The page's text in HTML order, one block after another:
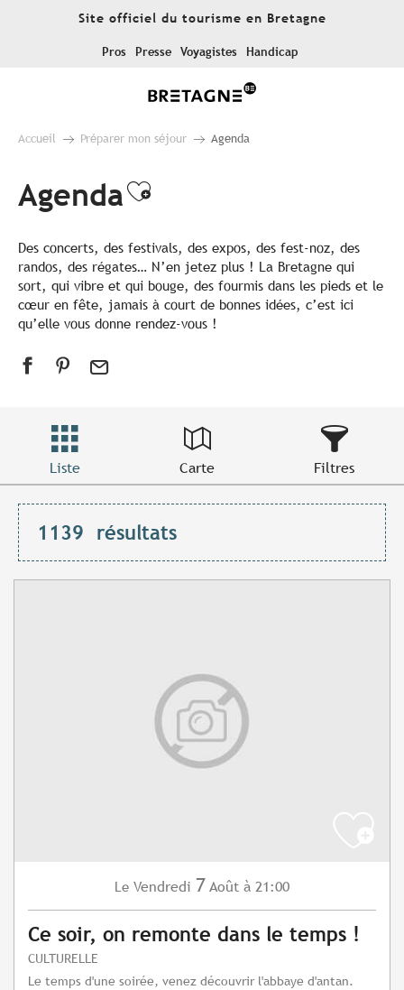
Site officiel du tourisme en Bretagne
Pros Presse Voyagistes Handicap
Accueil Préparer mon séjour Agenda
AgendaAjouter aux favoris
Des concerts, des festivals, des expos, des fest-noz, des
randos, des régates… N’en jetez plus ! La Bretagne qui
sort, qui vibre et qui bouge, des fourmis dans les pieds et le
cœur en fête, jamais à court de bonnes idées, c’est ici
qu’elle vous donne rendez-vous !
Liste Carte Filtres
1139 résultats
Le Vendredi 7 Août à 21:00
Ce soir, on remonte dans le temps !
CULTURELLE
Le temps d'une soirée, venez découvrir l'abbaye d'antan.